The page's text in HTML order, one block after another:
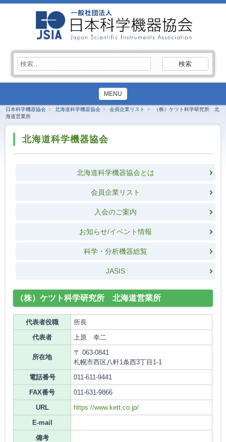
索:
MENU
日本科学機器協会 北海道科学機器協会 会員企業リスト
（株）ケツト科学研究所 北
海道営業所
北海道科学機器協会
北海道科学機器協会とは
会員企業リスト
入会のご案内
お知らせ/イベント情報
科学・分析機器総覧
JASIS
（株）ケツト科学研究所 北海道営業所
代表者役職
所長
代表者
上原 幸二
所在地
〒 063-0841
札幌市西区八軒1条西3丁目1-1
電話番号
011-611-9441
FAX番号
011-631-9866
URL
https://www.kett.co.jp/
E-mail
備考